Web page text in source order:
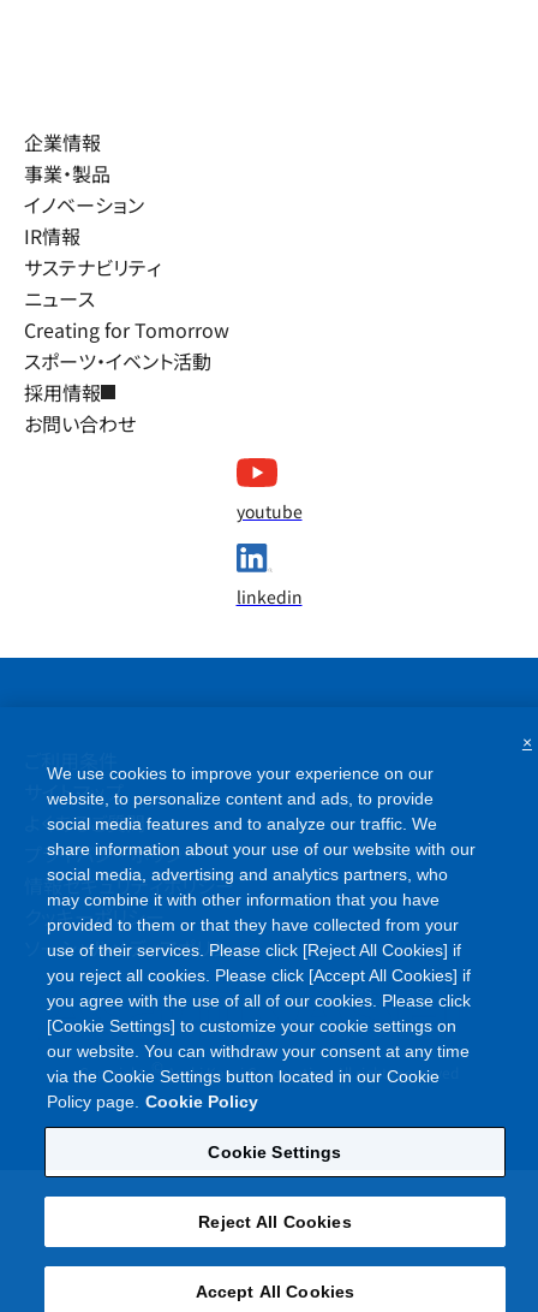
企業情報
事業・製品
イノベーション
IR情報
サステナビリティ
ニュース
Creating for Tomorrow
スポーツ・イベント活動
採用情報
お問い合わせ
youtube
linkedin
ご利用条件
サイトマップ
よくあるご質問
プライバシーポリシー
情報セキュリティポリシー
クッキーポリシー
ソーシャルメディアポリシー
Copyright ©Asahi Kasei Corporation. All rights reserved
We use cookies to improve your experience on our
website, to personalize content and ads, to provide
social media features and to analyze our traffic. We
share information about your use of our website with our
social media, advertising and analytics partners, who
may combine it with other information that you have
provided to them or that they have collected from your
use of their services. Please click [Reject All Cookies] if
you reject all cookies. Please click [Accept All Cookies] if
you agree with the use of all of our cookies. Please click
[Cookie Settings] to customize your cookie settings on
our website. You can withdraw your consent at any time
via the Cookie Settings button located in our Cookie
Policy page. Cookie Policy
Cookie Settings
Reject All Cookies
Accept All Cookies
×